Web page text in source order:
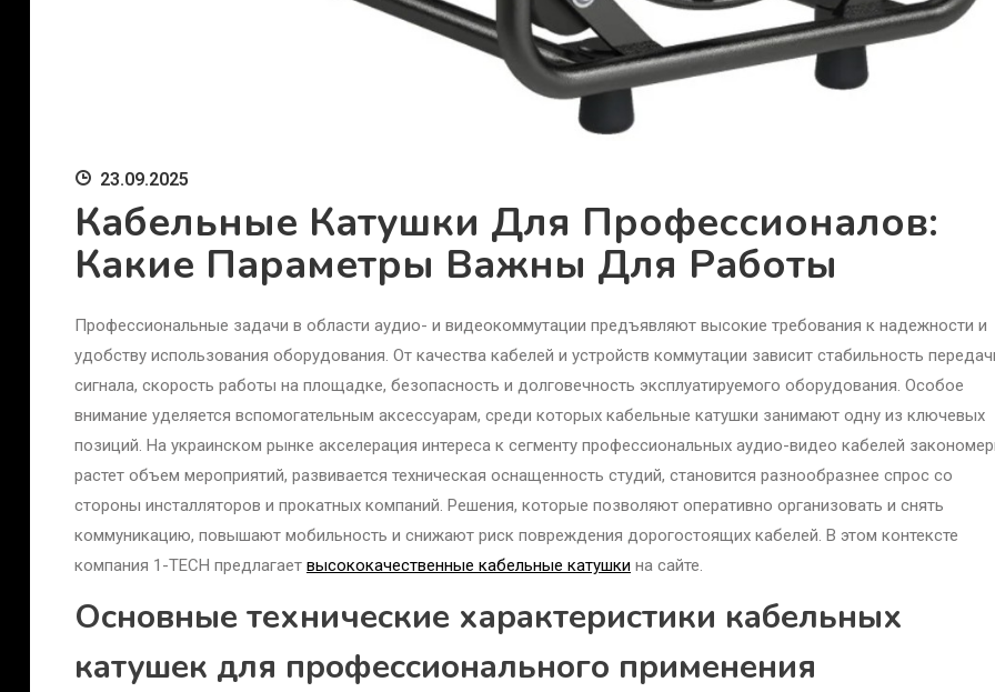
23.09.2025
Кабельные Катушки Для Профессионалов:
Какие Параметры Важны Для Работы
Профессиональные задачи в области аудио- и видеокоммутации предъявляют высокие требования к надежности и
удобству использования оборудования. От качества кабелей и устройств коммутации зависит стабильность
сигнала, скорость работы на площадке, безопасность и долговечность эксплуатируемого оборудования. Особое
внимание уделяется вспомогательным аксессуарам, среди которых кабельные катушки занимают одну из ключевых
позиций. На украинском рынке акселерация интереса к сегменту профессиональных аудио-видео кабелей
растет объем мероприятий, развивается техническая оснащенность студий, становится разнообразнее спрос со
стороны инсталляторов и прокатных компаний. Решения, которые позволяют оперативно организовать и снять
коммуникацию, повышают мобильность и снижают риск повреждения дорогостоящих кабелей. В этом контексте
компания 1-TECH предлагает высококачественные кабельные катушки на сайте.
Основные технические характеристики кабельных
катушек для профессионального применения